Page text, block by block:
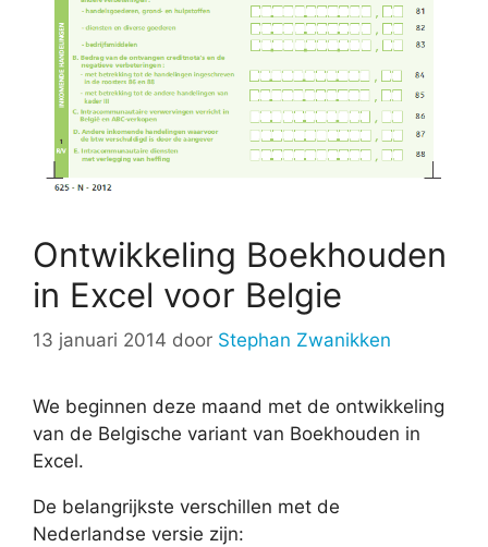
Ontwikkeling Boekhouden
in Excel voor Belgie
13 januari 2014 door Stephan Zwanikken
We beginnen deze maand met de ontwikkeling
van de Belgische variant van Boekhouden in
Excel.
De belangrijkste verschillen met de
Nederlandse versie zijn: